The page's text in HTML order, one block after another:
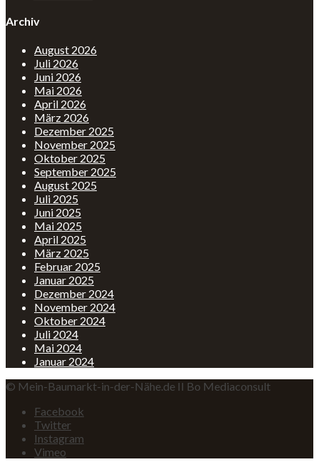
Archiv
August 2026
Juli 2026
Juni 2026
Mai 2026
April 2026
März 2026
Dezember 2025
November 2025
Oktober 2025
September 2025
August 2025
Juli 2025
Juni 2025
Mai 2025
April 2025
März 2025
Februar 2025
Januar 2025
Dezember 2024
November 2024
Oktober 2024
Juli 2024
Mai 2024
Januar 2024
© Mein-Baumarkt-in-der-Nähe.de II Bo Mediaconsult
Facebook
Twitter
Instagram
Vimeo